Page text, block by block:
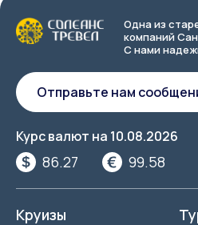
Одна из
компаний
С нами
Курс валют на 10.08.2026
86.27 99.58
Отправьте нам
Круизы